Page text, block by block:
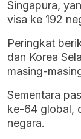
Singapura,
visa ke 192
Peringkat
dan Korea
masing-
Sementara
ke-64 global,
negara.